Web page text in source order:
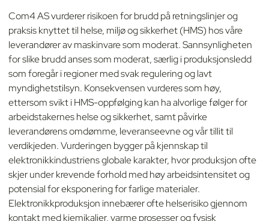
Com4 AS vurderer risikoen for brudd på retningslinjer og
praksis knyttet til helse, miljø og sikkerhet (HMS) hos våre
leverandører av maskinvare som moderat. Sannsynligheten
for slike brudd anses som moderat, særlig i produksjonsledd
som foregår i regioner med svak regulering og lavt
myndighetstilsyn. Konsekvensen vurderes som høy,
ettersom svikt i HMS-oppfølging kan ha alvorlige følger for
arbeidstakernes helse og sikkerhet, samt påvirke
leverandørens omdømme, leveranseevne og vår tillit til
verdikjeden. Vurderingen bygger på kjennskap til
elektronikkindustriens globale karakter, hvor produksjon ofte
skjer under krevende forhold med høy arbeidsintensitet og
potensial for eksponering for farlige materialer.
Elektronikkproduksjon innebærer ofte helserisiko gjennom
kontakt med kjemikalier, varme prosesser og fysisk